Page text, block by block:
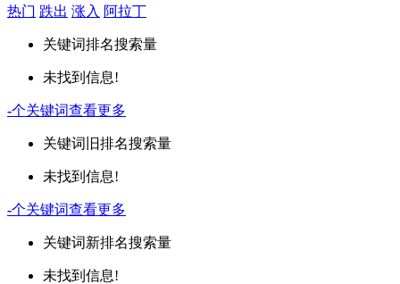
热门 跌出 涨入 阿拉丁
关键词排名搜索量
未找到信息!
-个关键词查看更多
关键词 旧排名搜索量
未找到信息!
-个关键词查看更多
关键词新排名搜索量
未找到信息!